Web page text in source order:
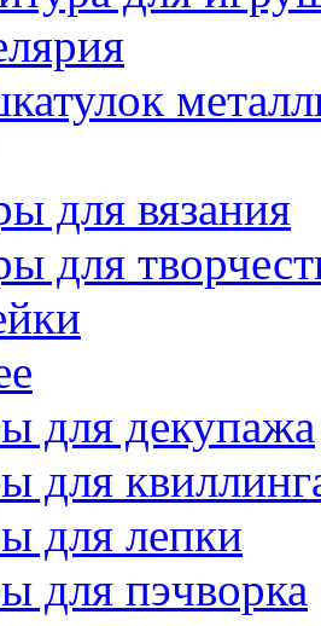
для вязания
для
для декупажа
для
для лепки
для пэчворка